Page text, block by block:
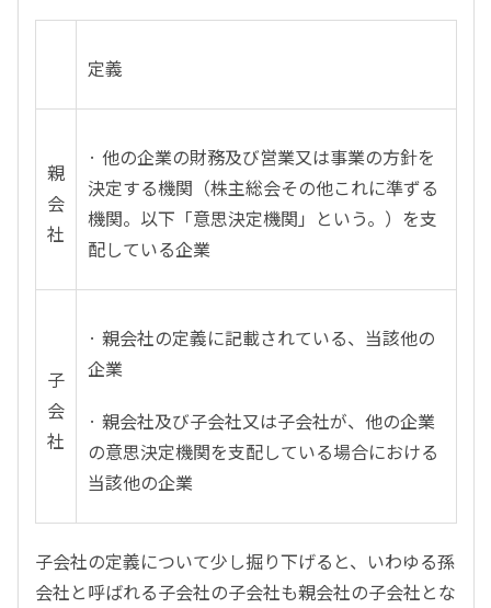
定義
親
会
社
· 他の企業の財務及び営業又は事業の方針を
決定する機関（株主総会その他これに準ずる
機関。以下「意思決定機関」という。）を支
配している企業
子
会
社
· 親会社の定義に記載されている、当該他の
企業
· 親会社及び子会社又は子会社が、他の企業
の意思決定機関を支配している場合における
当該他の企業
子会社の定義について少し掘り下げると、いわゆる孫
会社と呼ばれる子会社の子会社も親会社の子会社とな